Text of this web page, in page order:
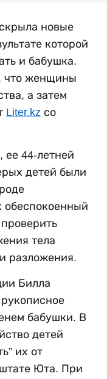
новые
которой
и бабушка.
что женщины
а затем
Liter.kz со
ее 44-летней
детей были
обеспокоенный
тела
разложения.
Билла
бабушки. В
детей
их от
Юта. При